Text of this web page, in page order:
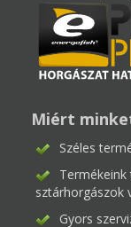
Miért
Széles
sztárhorgászok
Gyors